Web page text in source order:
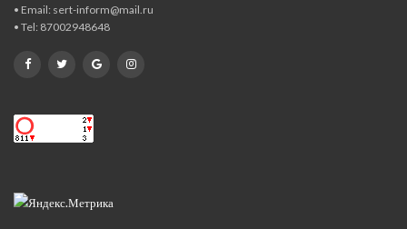
• Email: sert-inform@mail.ru
• Tel: 87002948648